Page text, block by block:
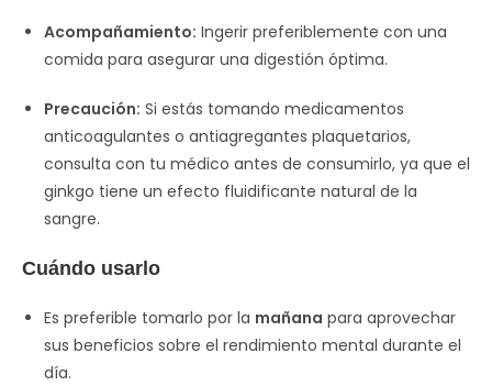
Acompañamiento: Ingerir preferiblemente con una
comida para asegurar una digestión óptima.
Precaución: Si estás tomando medicamentos
anticoagulantes o antiagregantes plaquetarios,
consulta con tu médico antes de consumirlo, ya que el
ginkgo tiene un efecto fluidificante natural de la
sangre.
Cuándo usarlo
Es preferible tomarlo por la mañana para aprovechar
sus beneficios sobre el rendimiento mental durante el
día.